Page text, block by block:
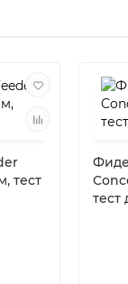
тест
тест